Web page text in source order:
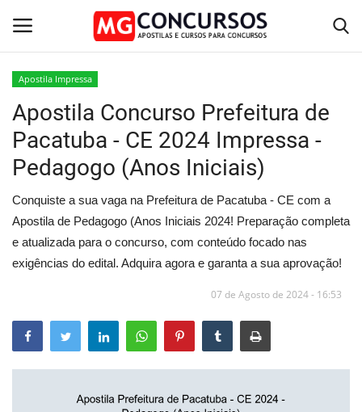
Home
Apostilas PDF
Apostila Impressa
Cursos Online
Combo Apostilas
Apostila Impressa
Apostila Concurso Prefeitura de
Pacatuba - CE 2024 Impressa -
Pedagogo (Anos Iniciais)
Conquiste a sua vaga na Prefeitura de Pacatuba - CE com a
Apostila de Pedagogo (Anos Iniciais 2024! Preparação completa
e atualizada para o concurso, com conteúdo focado nas
exigências do edital. Adquira agora e garanta a sua aprovação!
07 de Agosto de 2024 - 16:53